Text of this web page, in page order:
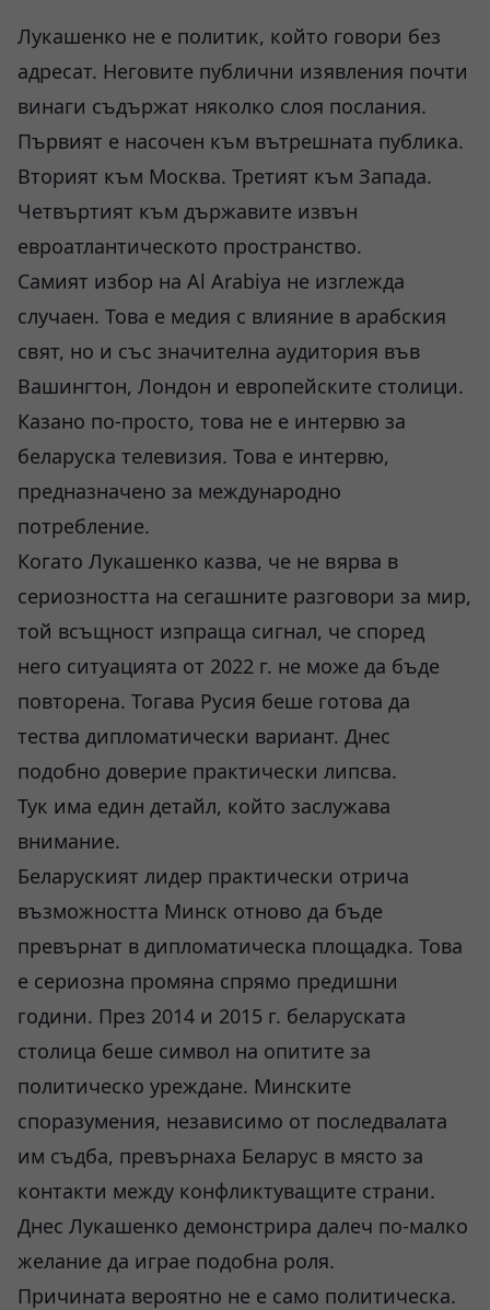
Лукашенко не е политик, който говори без
адресат. Неговите публични изявления почти
винаги съдържат няколко слоя послания.
Първият е насочен към вътрешната публика.
Вторият към Москва. Третият към Запада.
Четвъртият към държавите извън
евроатлантическото пространство.
Самият избор на Al Arabiya не изглежда
случаен. Това е медия с влияние в арабския
свят, но и със значителна аудитория във
Вашингтон, Лондон и европейските столици.
Казано по-просто, това не е интервю за
беларуска телевизия. Това е интервю,
предназначено за международно
потребление.
Когато Лукашенко казва, че не вярва в
сериозността на сегашните разговори за мир,
той всъщност изпраща сигнал, че според
него ситуацията от 2022 г. не може да бъде
повторена. Тогава Русия беше готова да
тества дипломатически вариант. Днес
подобно доверие практически липсва.
Тук има един детайл, който заслужава
внимание.
Беларуският лидер практически отрича
възможността Минск отново да бъде
превърнат в дипломатическа площадка. Това
е сериозна промяна спрямо предишни
години. През 2014 и 2015 г. беларуската
столица беше символ на опитите за
политическо уреждане. Минските
споразумения, независимо от последвалата
им съдба, превърнаха Беларус в място за
контакти между конфликтуващите страни.
Днес Лукашенко демонстрира далеч по-малко
желание да играе подобна роля.
Причината вероятно не е само политическа.